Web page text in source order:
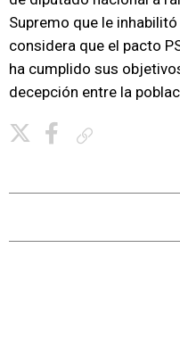
Supremo que le
considera que el pacto
ha cumplido sus
decepción entre la